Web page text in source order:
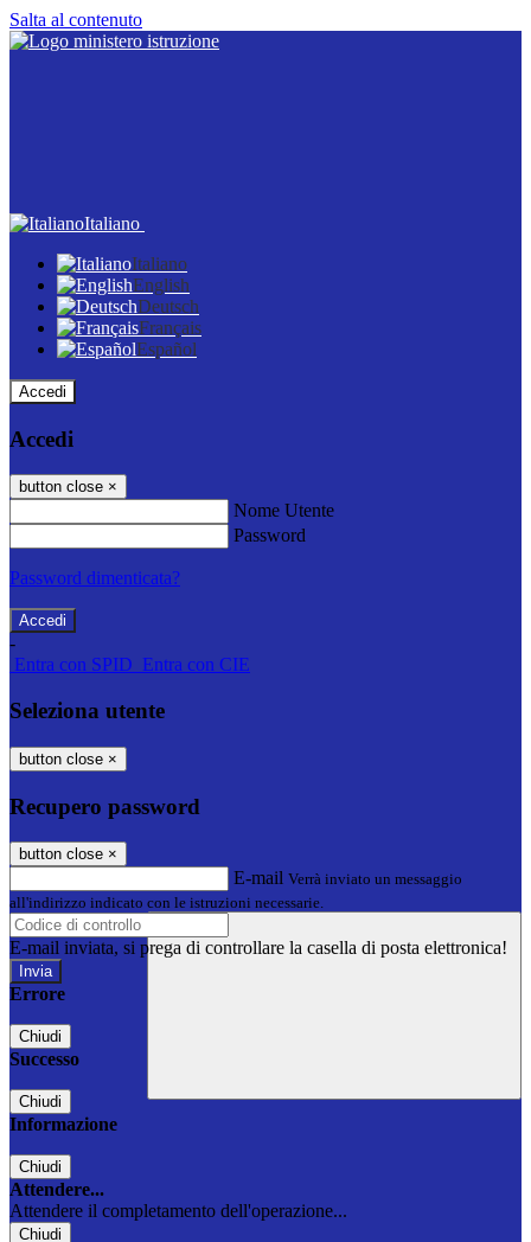
Salta al contenuto
Italiano
Italiano
English
Deutsch
Français
Español
Accedi
Accedi
button close ×
Nome Utente
Password
Password dimenticata?
-
Entra con SPID Entra con CIE
Seleziona utente
button close ×
Recupero password
button close ×
E-mail Verrà inviato un messaggio
all'indirizzo indicato con le istruzioni necessarie.
E-mail inviata, si prega di controllare la casella di posta elettronica!
Errore
Chiudi
Successo
Chiudi
Informazione
Chiudi
Attendere...
Attendere il completamento dell'operazione...
Chiudi